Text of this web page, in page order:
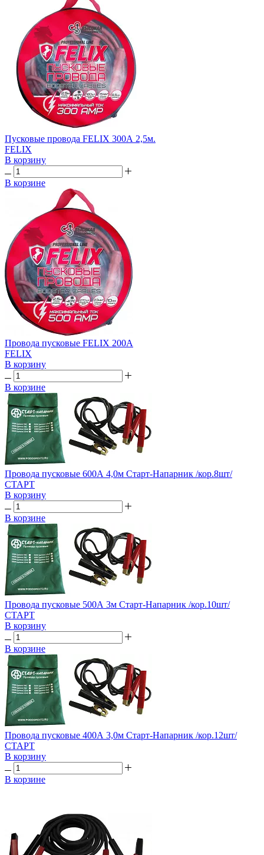
Пусковые провода FELIX 300А 2,5м.
FELIX
В корзину
В корзине
Провода пусковые FELIX 200А
FELIX
В корзину
В корзине
Провода пусковые 600А 4,0м Старт-Напарник /кор.8шт/
СТАРТ
В корзину
В корзине
Провода пусковые 500А 3м Старт-Напарник /кор.10шт/
СТАРТ
В корзину
В корзине
Провода пусковые 400А 3,0м Старт-Напарник /кор.12шт/
СТАРТ
В корзину
В корзине